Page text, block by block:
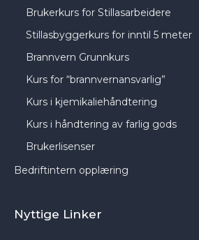
Brukerkurs for Stillasarbeidere
Stillasbyggerkurs for inntil 5 meter
Brannvern Grunnkurs
Kurs for “brannvernansvarlig”
Kurs i kjemikaliehåndtering
Kurs i håndtering av farlig gods
Brukerlisenser
Bedriftintern opplæring
Nyttige Linker